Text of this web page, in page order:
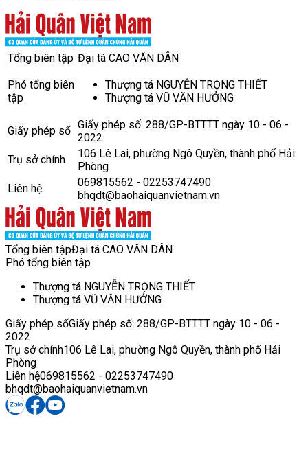
Tổng biên tập Đại tá CAO VĂN DÂN
Phó tổng biên
tập
Thượng tá NGUYỄN TRỌNG THIẾT
Thượng tá VŨ VĂN HƯỞNG
Giấy phép số Giấy phép số: 288/GP-BTTTT ngày 10 - 06 -
2022
Trụ sở chính
106 Lê Lai, phường Ngô Quyền, thành phố Hải
Phòng
Liên hệ
069815562 - 02253747490
bhqdt@baohaiquanvietnam.vn
Tổng biên tậpĐại tá CAO VĂN DÂN
Phó tổng biên tập
Thượng tá NGUYỄN TRỌNG THIẾT
Thượng tá VŨ VĂN HƯỞNG
Giấy phép sốGiấy phép số: 288/GP-BTTTT ngày 10 - 06 -
2022
Trụ sở chính106 Lê Lai, phường Ngô Quyền, thành phố Hải
Phòng
Liên hệ069815562 - 02253747490
bhqdt@baohaiquanvietnam.vn